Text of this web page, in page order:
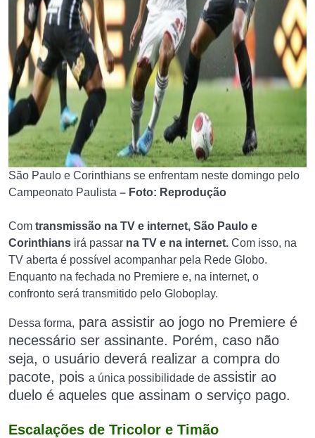
São Paulo e Corinthians se enfrentam neste domingo pelo
Campeonato Paulista – Foto: Reprodução
Com transmissão na TV e internet, São Paulo e
Corinthians irá passar na TV e na internet. Com isso, na
TV aberta é possível acompanhar pela Rede Globo.
Enquanto na fechada no Premiere e, na internet, o
confronto será transmitido pelo Globoplay.
Dessa forma, para assistir ao jogo no Premiere é
necessário ser assinante. Porém, caso não
seja, o usuário deverá realizar a compra do
pacote, pois a única possibilidade de assistir ao
duelo é aqueles que assinam o serviço pago.
Escalações de Tricolor e Timão